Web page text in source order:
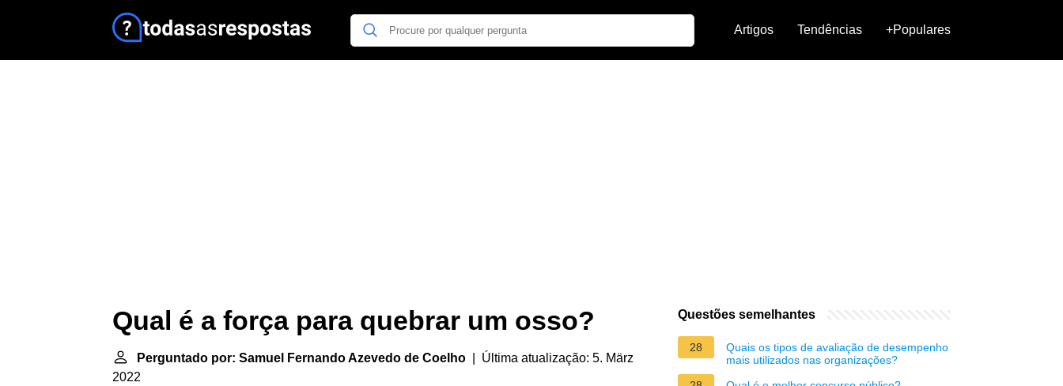
Artigos Tendências +Populares
Qual é a força para quebrar um osso?
Perguntado por: Samuel Fernando Azevedo de Coelho | Última atualização: 5. März
2022
Questões semelhantes
28
Quais os tipos de avaliação de desempenho
mais utilizados nas organizações?